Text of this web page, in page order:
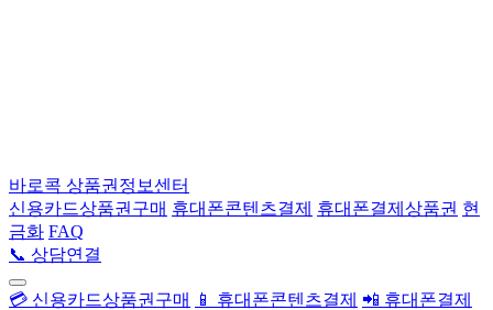
바로콕 상품권정보센터
신용카드상품권구매 휴대폰콘텐츠결제 휴대폰결제상품권 현
금화 FAQ
📞 상담연결
💳 신용카드상품권구매 📱 휴대폰콘텐츠결제 📲 휴대폰결제